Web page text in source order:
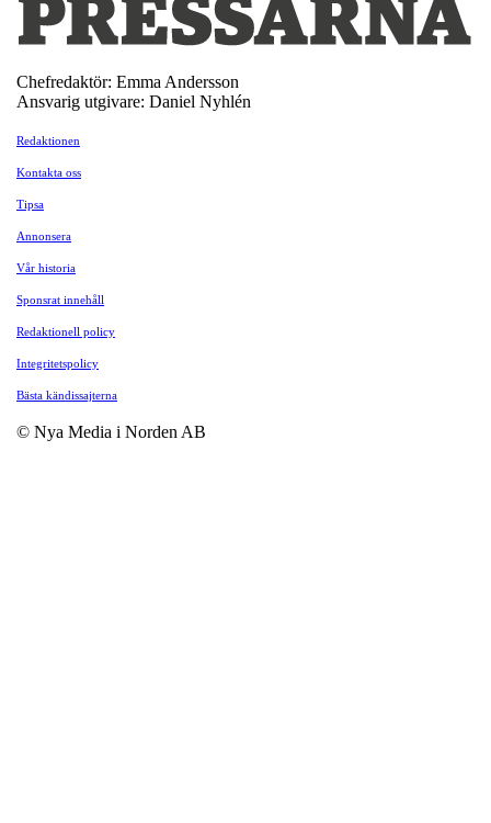
Chefredaktör: Emma Andersson
Ansvarig utgivare: Daniel Nyhlén
Redaktionen
Kontakta oss
Tipsa
Annonsera
Vår historia
Sponsrat innehåll
Redaktionell policy
Integritetspolicy
Bästa kändissajterna
© Nya Media i Norden AB